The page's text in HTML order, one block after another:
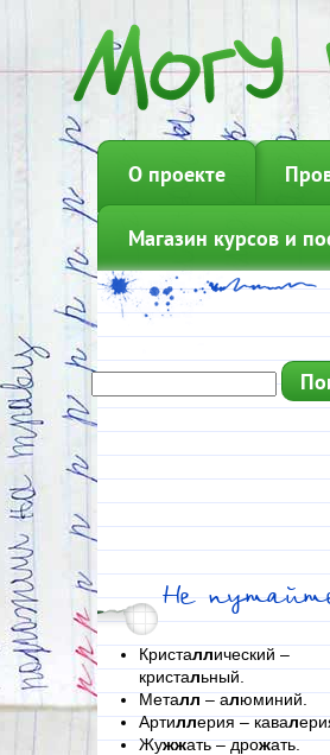
О проекте
Магазин курсов и
Не
Кристаллический –
кристальный.
Металл– алюминий.
Артиллерия – кавал
Жужжать – дрожать.